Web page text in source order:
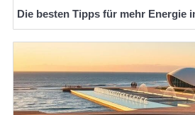
Die besten Tipps für mehr Energie